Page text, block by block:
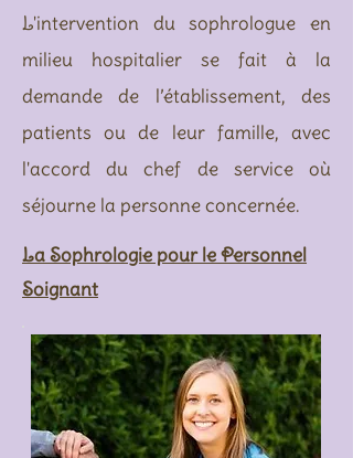
L'intervention du sophrologue en
milieu hospitalier se fait à la
demande de l’établissement, des
patients ou de leur famille, avec
l'accord du chef de service où
séjourne la personne concernée.
La Sophrologie pour le Personnel
Soignant